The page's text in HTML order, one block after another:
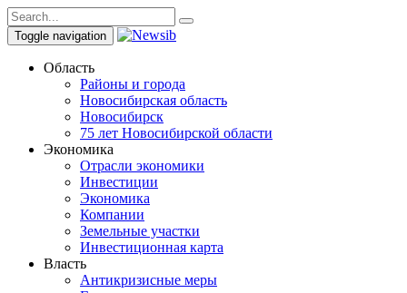
Toggle navigation
Область
Районы и города
Новосибирская область
Новосибирск
75 лет Новосибирской области
Экономика
Отрасли экономики
Инвестиции
Экономика
Компании
Земельные участки
Инвестиционная карта
Власть
Антикризисные меры